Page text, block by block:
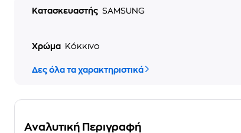
Κατασκευαστής SAMSUNG
Χρώμα
Κόκκινο
Δες όλα τα χαρακτηριστικά
Αναλυτική Περιγραφή